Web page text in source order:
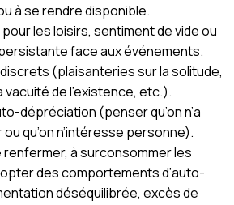
à se rendre disponible.
les loisirs, sentiment de vide ou
face aux événements.
discrets (plaisanteries sur la solitude,
vacuité de l’existence, etc.).
dépréciation (penser qu’on n’a
qu’on n’intéresse personne).
renfermer, à surconsommer les
des comportements d’auto-
déséquilibrée, excès de